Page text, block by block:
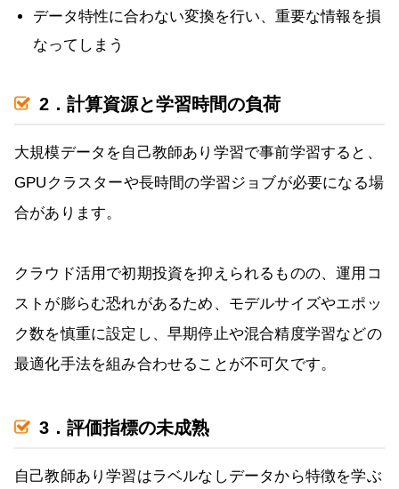
データ特性に合わない変換を行い、重要な情報を損
なってしまう
2．計算資源と学習時間の負荷
大規模データを自己教師あり学習で事前学習すると、
GPUクラスターや長時間の学習ジョブが必要になる場
合があります。
クラウド活用で初期投資を抑えられるものの、運用コ
ストが膨らむ恐れがあるため、モデルサイズやエポッ
ク数を慎重に設定し、早期停止や混合精度学習などの
最適化手法を組み合わせることが不可欠です。
3．評価指標の未成熟
自己教師あり学習はラベルなしデータから特徴を学ぶ